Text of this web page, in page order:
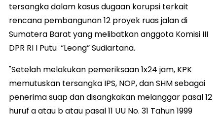
tersangka dalam kasus dugaan korupsi terkait
rencana pembangunan 12 proyek ruas jalan di
Sumatera Barat yang melibatkan anggota Komisi III
DPR RI I Putu “Leong” Sudiartana.
"Setelah melakukan pemeriksaan 1x24 jam, KPK
memutuskan tersangka IPS, NOP, dan SHM sebagai
penerima suap dan disangkakan melanggar pasal 12
huruf a atau b atau pasal 11 UU No. 31 Tahun 1999